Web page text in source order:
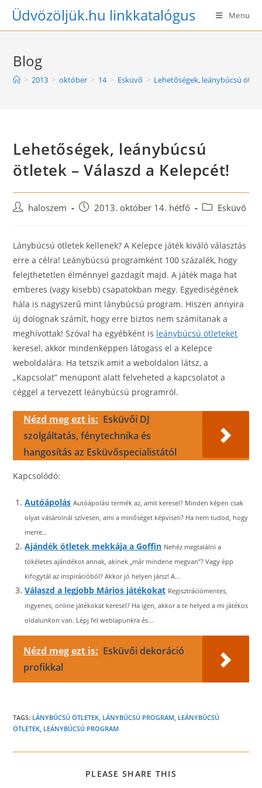
SkipÜdvözöljük.hu linkkatalógus Menu
Blog
> 2013 > október > 14 > Esküvő > Lehetőségek, leánybúcsú
Lehetőségek, leánybúcsú
ötletek – Válaszd a Kelepcét!
Posthaloszem
Post2013. október 14. hétfő
PostEsküvő
Lánybúcsú ötletek kellenek? A Kelepce játék kiváló választás
erre a célra! Leánybúcsú programként 100 százalék, hogy
felejthetetlen élménnyel gazdagít majd. A játék maga hat
emberes (vagy kisebb) csapatokban megy. Egyediségének
hála is nagyszerű mint lánybúcsú program. Hiszen annyira
új dolognak számít, hogy erre biztos nem számítanak a
meghívottak! Szóval ha egyébként is leánybúcsú ötleteket
keresel, akkor mindenképpen látogass el a Kelepce
weboldalára. Ha tetszik amit a weboldalon látsz, a
„Kapcsolat” menüpont alatt felveheted a kapcsolatot a
céggel a tervezett leánybúcsú programról.
Nézd meg ezt is: Esküvői DJ
szolgáltatás, fénytechnika és
hangosítás az Esküvőspecialistától
Kapcsolódó:
Autóápolás Autóápolási termék az, amit keresel? Minden képen csak
olyat vásárolnál szívesen, ami a minőséget képviseli? Ha nem tudod, hogy
merre...
Ajándék ötletek mekkája a Goffin Nehéz megtalálni a
tökéletes ajándékot annak, akinek „már mindene megvan”? Vagy épp
kifogytál az inspirációból? Akkor jó helyen jársz! A...
Válaszd a legjobb Mários játékokat Regisztrációmentes,
ingyenes, online játékokat keresel? Ha igen, akkor a te helyed a mi játékos
oldalunkon van. Lépj fel weblapunkra és...
Nézd meg ezt is: Esküvői dekoráció
profikkal
TAGS: LÁNYBÚCSÚ ÖTLETEK, LÁNYBÚCSÚ PROGRAM, LEÁNYBÚCSÚ
ÖTLETEK, LEÁNYBÚCSÚ PROGRAM
PLEASE SHARE THIS